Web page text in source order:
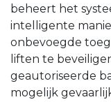
beheert het
intelligente
onbevoegde
liften te
geautoriseerde
mogelijk